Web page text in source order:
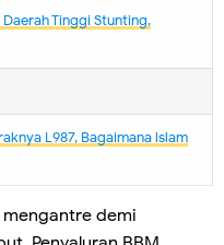
Tinggi Stunting,
L987, Bagaimana lslam
demi